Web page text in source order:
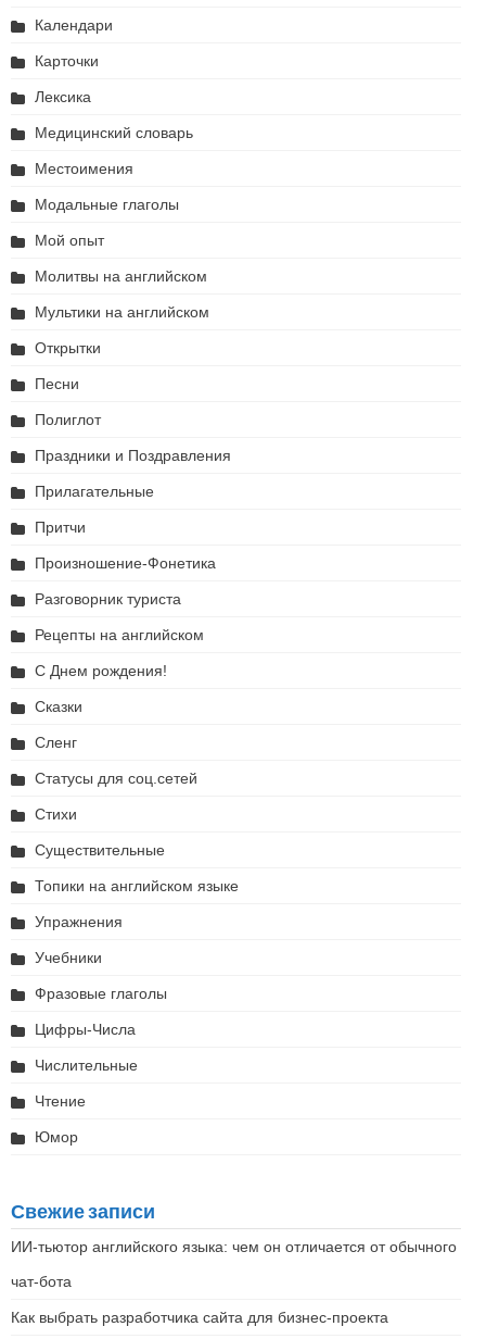
Календари
Карточки
Лексика
Медицинский словарь
Местоимения
Модальные глаголы
Мой опыт
Молитвы на английском
Мультики на английском
Открытки
Песни
Полиглот
Праздники и Поздравления
Прилагательные
Притчи
Произношение-Фонетика
Разговорник туриста
Рецепты на английском
С Днем рождения!
Сказки
Сленг
Статусы для соц.сетей
Стихи
Существительные
Топики на английском языке
Упражнения
Учебники
Фразовые глаголы
Цифры-Числа
Числительные
Чтение
Юмор
Свежие записи
ИИ-тьютор английского языка: чем он отличается от обычного
чат-бота
Как выбрать разработчика сайта для бизнес-проекта